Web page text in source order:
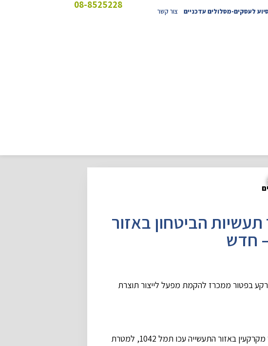
לעסקים-מסלולים עדכניים צור קשר
08-8525228
הביטחון באזור
חדש
בפטור ממכרז להקמת מפעל לייצור תוצרת
עבור מקרקעין באזור התעשייה עכו תמל 1042, למטרת